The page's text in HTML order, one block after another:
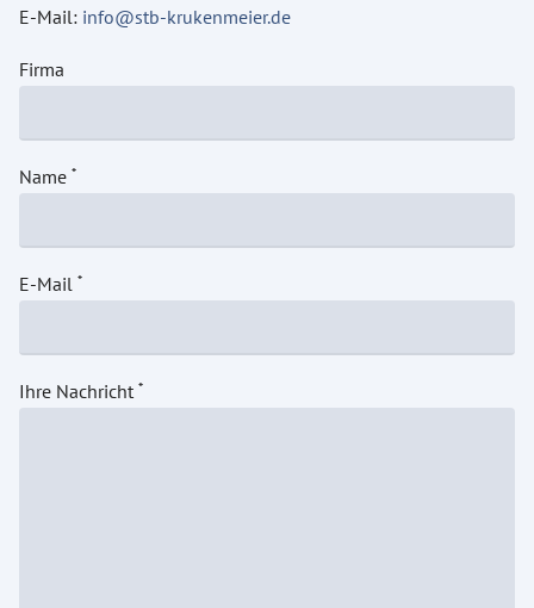
E-Mail: info@stb-krukenmeier.de
Firma
Name
E-Mail
Ihre Nachricht